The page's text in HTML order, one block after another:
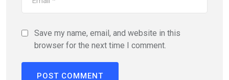
Save my name, email, and website in this
browser for the next time I comment.